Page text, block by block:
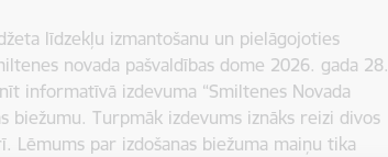
līdzekļu izmantošanu un pielāgojoties
novada pašvaldības dome 2026. gada 28.
informatīvā izdevuma “Smiltenes Novada
biežumu. Turpmāk izdevums iznāks reizi divos
Lēmums par izdošanas biežuma maiņu tika